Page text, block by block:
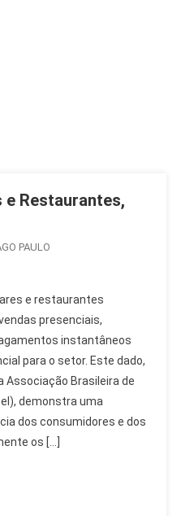
e Restaurantes,
PAULO
e restaurantes
presenciais,
instantâneos
para o setor. Este dado,
Associação Brasileira de
demonstra uma
dos consumidores e dos
os […]